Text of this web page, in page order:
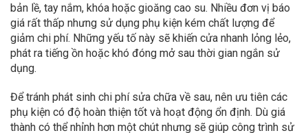
bản lề, tay nắm, khóa hoặc gioăng cao su. Nhiều đơn vị báo
giá rất thấp nhưng sử dụng phụ kiện kém chất lượng để
giảm chi phí. Những yếu tố này sẽ khiến cửa nhanh lỏng lẻo,
phát ra tiếng ồn hoặc khó đóng mở sau thời gian ngắn sử
dụng.
Để tránh phát sinh chi phí sửa chữa về sau, nên ưu tiên các
phụ kiện có độ hoàn thiện tốt và hoạt động ổn định. Dù giá
thành có thể nhỉnh hơn một chút nhưng sẽ giúp công trình sử